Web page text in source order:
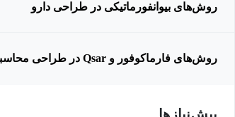
روش‌های بیوانفورماتیکی در طراحی دارو
روش‌‍‌های فارماکوفور و Qsar در طراحی محاسباتی دارو